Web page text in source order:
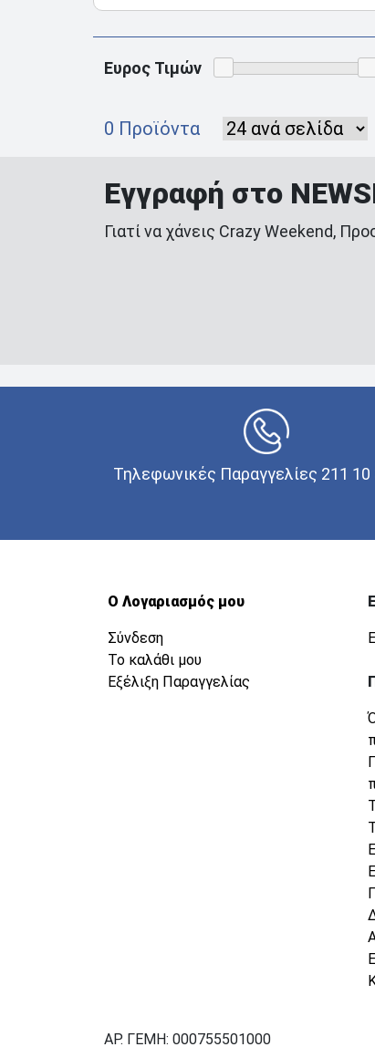
Ευρος Τιμών
0 Προϊόντα
Εγγραφή στο
Γιατί να χάνεις Crazy Weekend,
Τηλεφωνικές Παραγγελίες 211 10
Ο Λογαριασμός μου
Σύνδεση
Το καλάθι μου
Εξέλιξη Παραγγελίας
ΑΡ. ΓΕΜΗ: 000755501000